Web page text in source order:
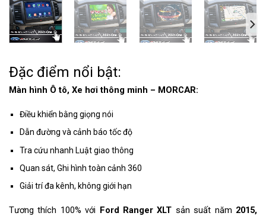
Đặc điểm nổi bật:
Màn hình Ô tô, Xe hơi thông minh – MORCAR:
Điều khiển bằng giọng nói
Dẫn đường và cảnh báo tốc độ
Tra cứu nhanh Luật giao thông
Quan sát, Ghi hình toàn cảnh 360
Giải trí đa kênh, không giới hạn
Tương thích 100% với Ford Ranger XLT sản suất năm 2015,